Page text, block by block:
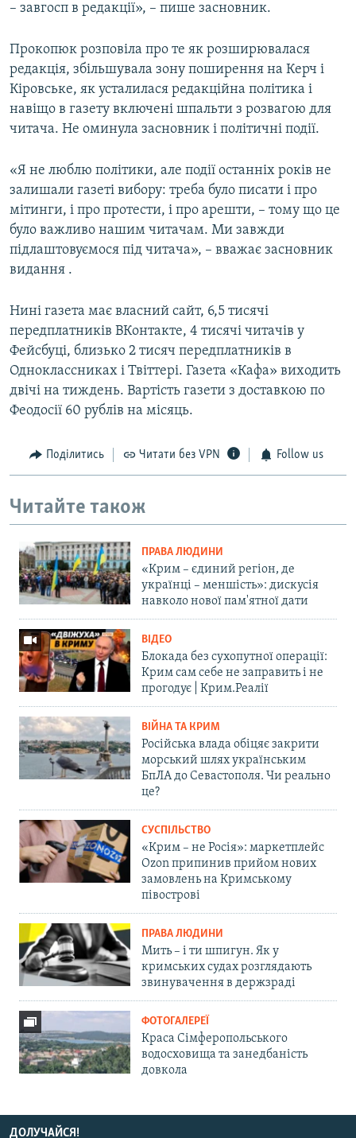
– завгосп в редакції», – пише засновник.
Прокопюк розповіла про те як розширювалася
редакція, збільшувала зону поширення на Керч і
Кіровське, як усталилася редакційна політика і
навіщо в газету включені шпальти з розвагою для
читача. Не оминула засновник і політичні події.
«Я не люблю політики, але події останніх років не
залишали газеті вибору: треба було писати і про
мітинги, і про протести, і про арешти, – тому що це
було важливо нашим читачам. Ми завжди
підлаштовуємося під читача», – вважає засновник
видання .
Нині газета має власний сайт, 6,5 тисячі
передплатників ВКонтакте, 4 тисячі читачів у
Фейсбуці, близько 2 тисяч передплатників в
Одноклассниках і Твіттері. Газета «Кафа» виходить
двічі на тиждень. Вартість газети з доставкою по
Феодосії 60 рублів на місяць.
Поділитись Читати без VPN Follow us
Читайте також
ПРАВА ЛЮДИНИ
«Крим – єдиний регіон, де
українці – меншість»: дискусія
навколо нової пам'ятної дати
ВІДЕО
Блокада без сухопутної операції:
Крим сам себе не заправить і не
прогодує | Крим.Реалії
ВІЙНА ТА КРИМ
Російська влада обіцяє закрити
морський шлях українським
БпЛА до Севастополя. Чи реально
це?
СУСПІЛЬСТВО
«Крим – не Росія»: маркетплейс
Ozon припинив прийом нових
замовлень на Кримському
півострові
ПРАВА ЛЮДИНИ
Мить – і ти шпигун. Як у
кримських судах розглядають
звинувачення в держзраді
ФОТОГАЛЕРЕЇ
Краса Сімферопольського
водосховища та занедбаність
довкола
ДОЛУЧАЙСЯ!